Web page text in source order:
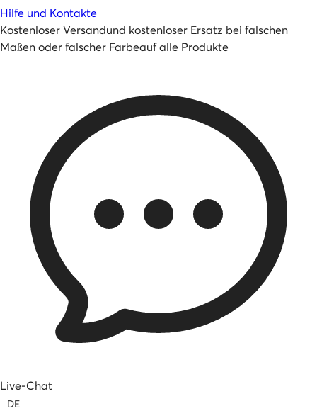
Hilfe und Kontakte
Kostenloser Versandund kostenloser Ersatz bei falschen
Maßen oder falscher Farbeauf alle Produkte
Live-Chat
DE